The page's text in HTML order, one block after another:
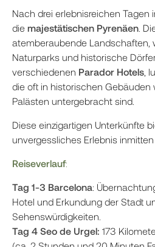
Nach drei erlebnisreichen Tagen
die majestätischen Pyrenäen .
atemberaubende Landschaften,
Naturparks und historische
verschiedenen Parador Hotels ,
die oft in historischen Gebäuden
Palästen untergebracht sind.
Diese einzigartigen Unterkünfte
unvergessliches Erlebnis inmitten
Reiseverlauf:
Tag 1-3 Barcelona:
Hotel und Erkundung der Stadt
Sehenswürdigkeiten.
Tag 4 Seo de Urgel: 173